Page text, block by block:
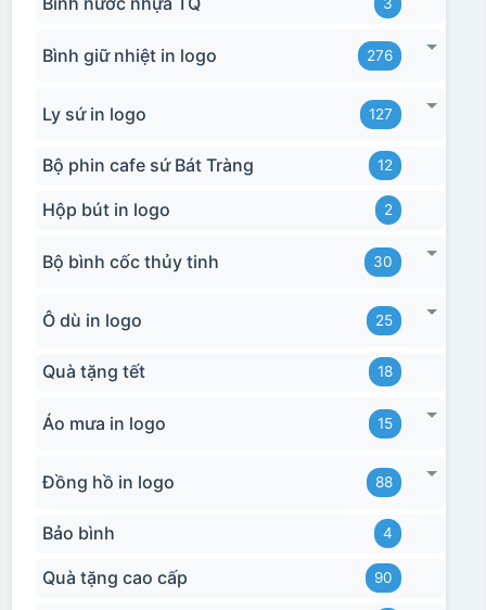
3
Bình giữ nhiệt in logo 276
Ly sứ in logo 127
Bộ phin cafe sứ Bát Tràng 12
Hộp bút in logo 2
Bộ bình cốc thủy tinh 30
Ô dù in logo 25
Quà tặng tết 18
Áo mưa in logo 15
Đồng hồ in logo 88
Bảo bình 4
Quà tặng cao cấp 90